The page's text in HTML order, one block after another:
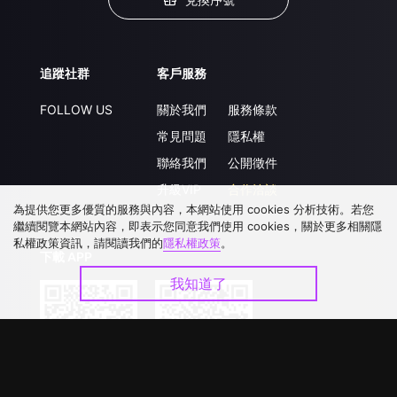
追蹤社群
FOLLOW US
客戶服務
關於我們
常見問題
聯絡我們
升級VIP
服務條款
隱私權
公開徵件
合作洽談
為提供您更多優質的服務與內容，本網站使用 cookies 分析技術。若您
繼續閱覽本網站內容，即表示您同意我們使用 cookies，關於更多相關隱
私權政策資訊，請閱讀我們的隱私權政策。
我知道了